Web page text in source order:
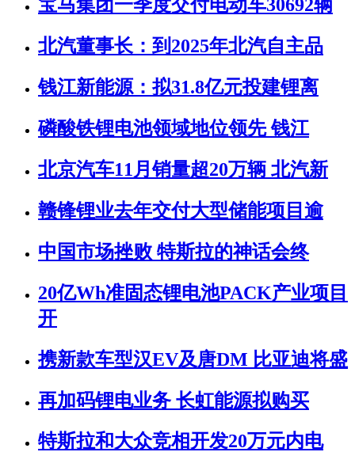
宝马集团一季度交付电动车30692辆
北汽董事长：到2025年北汽自主品
钱江新能源：拟31.8亿元投建锂离
磷酸铁锂电池领域地位领先 钱江
北京汽车11月销量超20万辆 北汽新
赣锋锂业去年交付大型储能项目逾
中国市场挫败 特斯拉的神话会终
20亿Wh准固态锂电池PACK产业项目
开
携新款车型汉EV及唐DM 比亚迪将盛
再加码锂电业务 长虹能源拟购买
特斯拉和大众竞相开发20万元内电